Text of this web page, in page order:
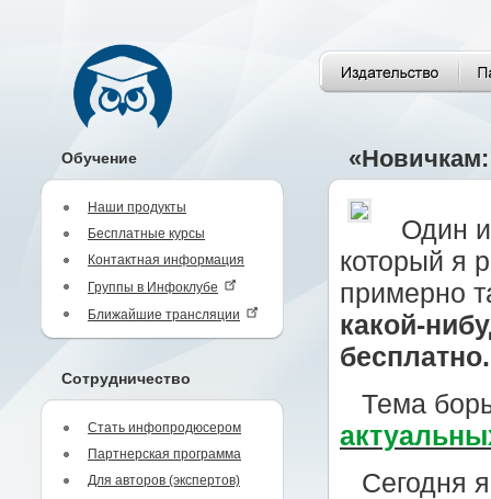
Обучение
Наши продукты
Бесплатные курсы
Контактная информация
Группы в Инфоклубе
Ближайшие трансляции
Сотрудничество
Стать инфопродюсером
Партнерская программа
Для авторов (экспертов)
Один
который я
примерно
какой-
Тема
Сегодня